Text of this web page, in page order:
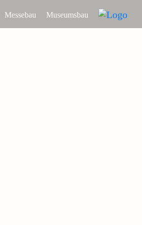
Messebau Museumsbau